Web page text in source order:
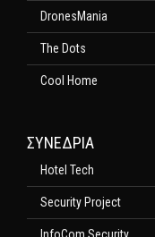
DronesMania
The Dots
Cool Home
ΣΥΝΕΔΡΙΑ
Hotel Tech
Security Project